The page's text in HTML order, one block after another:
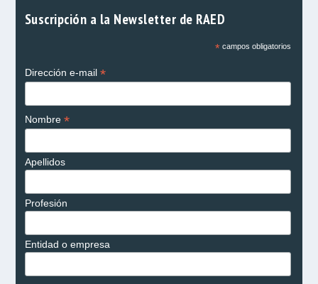
Suscripción a la Newsletter de RAED
*campos obligatorios
Dirección e-mail *
Nombre *
Apellidos
Profesión
Entidad o empresa